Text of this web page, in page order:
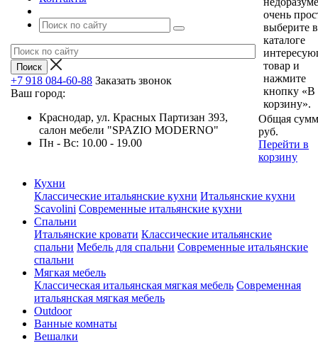
+7 918 084-60-88 Заказать звонок
Ваш город:
Краснодар, ул. Красных Партизан 393,
салон мебели "SPAZIO MODERNO"
Пн - Вс: 10.00 - 19.00
очень
выберите в
каталоге
товар и
нажмите
кнопку «В
корзину».
Общая
руб.
Перейти в
корзину
Кухни
Классические итальянские кухни Итальянские кухни
Scavolini Современные итальянские кухни
Спальни
Итальянские кровати Классические итальянские
спальни Мебель для спальни Современные итальянские
спальни
Мягкая мебель
Классическая итальянская мягкая мебель Современная
итальянская мягкая мебель
Outdoor
Ванные комнаты
Вешалки